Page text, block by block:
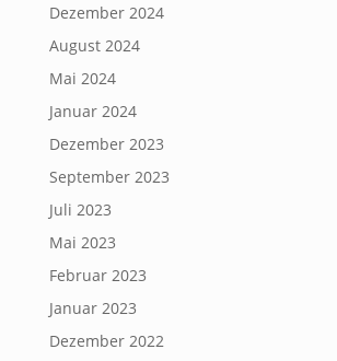
Dezember 2024
August 2024
Mai 2024
Januar 2024
Dezember 2023
September 2023
Juli 2023
Mai 2023
Februar 2023
Januar 2023
Dezember 2022